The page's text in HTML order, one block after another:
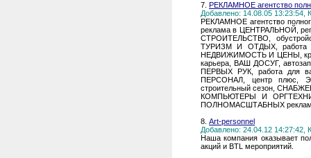
7. РЕКЛАМНОЕ агентство
Добавлено: 14.08.05 13:23:54,
РЕКЛАМНОЕ агентство
реклама в ЦЕНТРАЛЬНОЙ,
СТРОИТЕЛЬСТВО,
ТУРИЗМ И ОТДЫХ, работа
НЕДВИЖИМОСТЬ И ЦЕНЫ,
карьера, ВАШ ДОСУГ,
ПЕРВЫХ РУК, работа для
ПЕРСОНАЛ, центр плюс,
строительный сезон,
КОМПЬЮТЕРЫ И
ПОЛНОМАСШТАБНЫХ
8. Art-personnel
Добавлено: 24.04.12 14:27:42,
Наша компания оказывает
акций и BTL мероприятий.